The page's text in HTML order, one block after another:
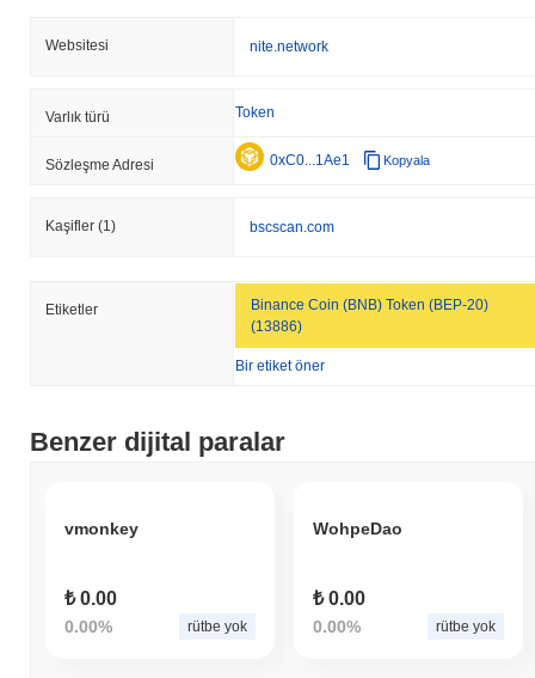
Websitesi nite.network
Varlık türü Token
Sözleşme Adresi 0xC0...1Ae1 Kopyala
Kaşifler (1) bscscan.com
Etiketler
Binance Coin (BNB) Token (BEP-20)
(13886)
Bir etiket öner
Benzer dijital paralar
vmonkey
₺ 0.00
0.00% rütbe yok
WohpeDao
₺ 0.00
0.00% rütbe yok